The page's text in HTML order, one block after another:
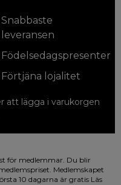
Snabbaste
leveransen
Födelsedagspresenter
Förtjäna lojalitet
att lägga i varukorgen
teckningar med. På
fjärilar i vilda fluorescerande
för medlemmar. Du blir
Medlemskapet
10 dagarna är gratis Läs